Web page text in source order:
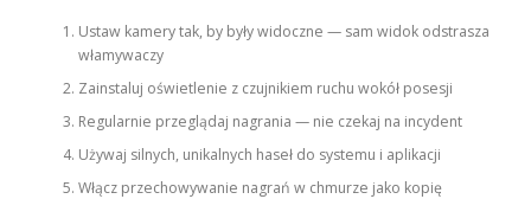
Ustaw kamery tak, by były widoczne — sam widok odstrasza
włamywaczy
Zainstaluj oświetlenie z czujnikiem ruchu wokół posesji
Regularnie przeglądaj nagrania — nie czekaj na incydent
Używaj silnych, unikalnych haseł do systemu i aplikacji
Włącz przechowywanie nagrań w chmurze jako kopię